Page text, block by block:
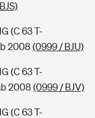
(C 63 T-
2008 (0999 / BJU)
(C 63 T-
2008 (0999 / BJV)
(C 63 T-